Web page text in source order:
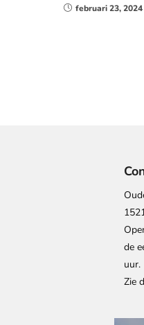
februari 23, 2024
de
uur.
Zie